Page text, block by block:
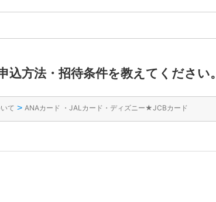
方法・招待条件を教えてください。
て > ANAカード ・JALカード・ディズニー★JCBカード